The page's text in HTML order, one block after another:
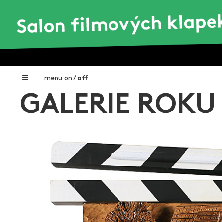
menu on / off
Home
Galerie filmových klapek
Autoři filmových klapek
O projektu
Aktuální výstavy
GALERIE ROKU